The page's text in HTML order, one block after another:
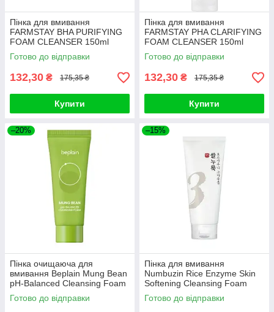
Пінка для вмивання
FARMSTAY BHA PURIFYING
FOAM CLEANSER 150ml
Готово до відправки
132,30 ₴ 175,35 ₴
Купити
Пінка для вмивання
FARMSTAY PHA CLARIFYING
FOAM CLEANSER 150ml
Готово до відправки
132,30 ₴ 175,35 ₴
Купити
–20%
Пінка очищаюча для
вмивання Beplain Mung Bean
pH-Balanced Cleansing Foam
40ml
Готово до відправки
–15%
Пінка для вмивання
Numbuzin Rice Enzyme Skin
Softening Cleansing Foam
170ml
Готово до відправки